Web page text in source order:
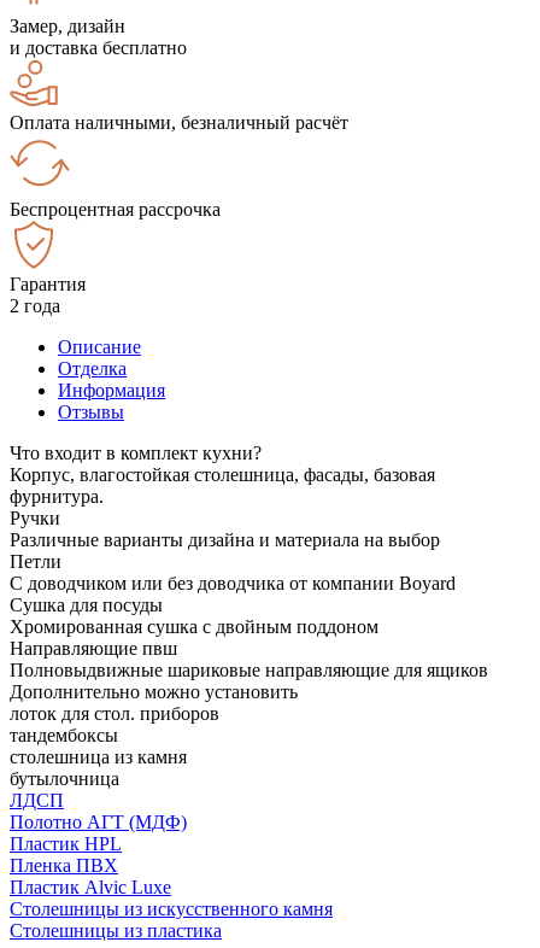
Замер, дизайн
и доставка бесплатно
Оплата наличными, безналичный расчёт
Беспроцентная рассрочка
Гарантия
2 года
Описание
Отделка
Информация
Отзывы
Что входит в комплект кухни?
Корпус, влагостойкая столешница, фасады, базовая
фурнитура.
Ручки
Различные варианты дизайна и материала на выбор
Петли
С доводчиком или без доводчика от компании Boyard
Сушка для посуды
Хромированная сушка с двойным поддоном
Направляющие пвш
Полновыдвижные шариковые направляющие для ящиков
Дополнительно можно установить
лоток для стол. приборов
тандембоксы
столешница из камня
бутылочница
ЛДСП
Полотно АГТ (МДФ)
Пластик HPL
Пленка ПВХ
Пластик Alvic Luxe
Столешницы из искусственного камня
Столешницы из пластика